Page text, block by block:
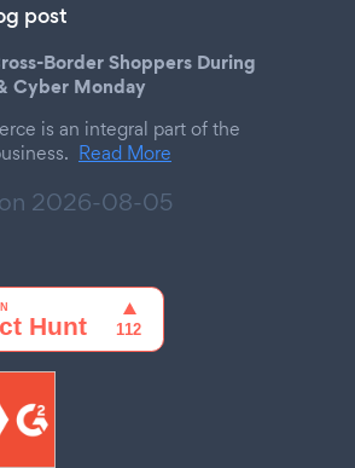
post
Border Shoppers During
Cyber Monday
is an integral part of the
Read More
2026-08-05